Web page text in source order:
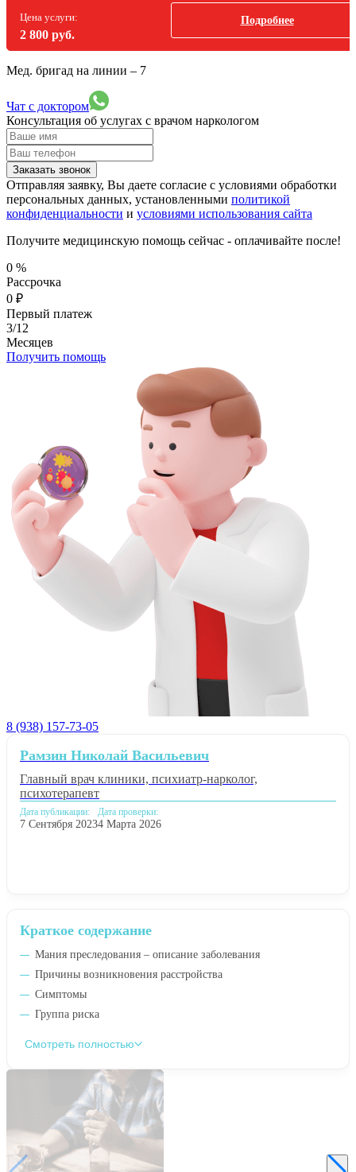
Цена услуги:
2 800 руб.
Подробнее
Мед. бригад на линии – 7
Чат с доктором
Консультация об услугах с врачом наркологом
Заказать звонок
Отправляя заявку, Вы даете согласие с условиями обработки
персональных данных, установленными политикой
конфиденциальности и условиями использования сайта
Получите медицинскую помощь сейчас - оплачивайте после!
0 %
Рассрочка
0 ₽
Первый платеж
3/12
Месяцев
Получить помощь
8 (938) 157-73-05
Краткое содержание
Мания преследования – описание заболевания
Причины возникновения расстройства
Симптомы
Группа риска
Смотреть полностью
Рамзин Николай Васильевич
Главный врач клиники, психиатр-нарколог,
психотерапевт
Дата публикации:
7 Сентября 2023
Дата проверки:
4 Марта 2026